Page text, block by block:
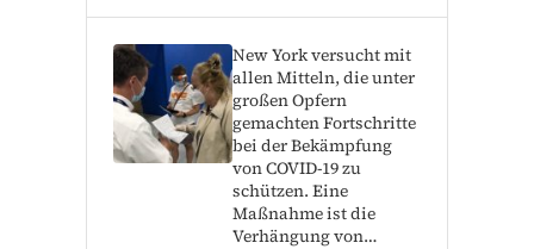
New York versucht mit
allen Mitteln, die unter
großen Opfern
gemachten Fortschritte
bei der Bekämpfung
von COVID-19 zu
schützen. Eine
Maßnahme ist die
Verhängung von…